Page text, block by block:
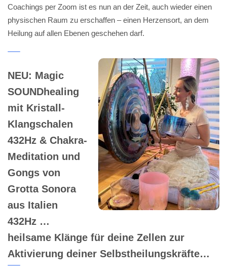
Coachings per Zoom ist es nun an der Zeit, auch wieder einen
physischen Raum zu erschaffen – einen Herzensort, an dem
Heilung auf allen Ebenen geschehen darf.
NEU: Magic
SOUNDhealing
mit Kristall-
Klangschalen
432Hz & Chakra-
Meditation und
Gongs von
Grotta Sonora
aus Italien
432Hz …
heilsame Klänge für deine Zellen zur
Aktivierung deiner Selbstheilungskräfte…